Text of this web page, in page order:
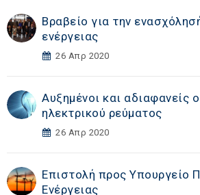
Βραβείο για την
ενέργειας
26 Απρ 2020
Αυξημένοι και αδιαφανείς
ηλεκτρικού ρεύματος
26 Απρ 2020
Επιστολή προς Υπουργείο
Ενέργειας